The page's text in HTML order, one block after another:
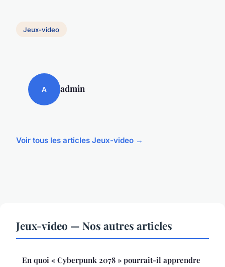
Jeux-video
A admin
Voir tous les articles Jeux-video →
Jeux-video — Nos autres articles
En quoi « Cyberpunk 2078 » pourrait-il apprendre